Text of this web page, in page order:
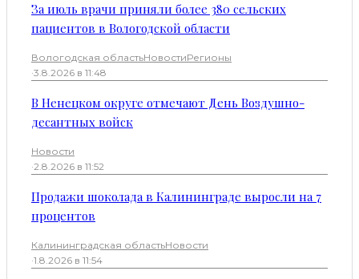
За июль врачи приняли более 380 сельских
пациентов в Вологодской области
Вологодская областьНовостиРегионы
·3.8.2026 в 11:48
В Ненецком округе отмечают День Воздушно-
десантных войск
Новости
·2.8.2026 в 11:52
Продажи шоколада в Калининграде выросли на 7
процентов
Калининградская областьНовости
·1.8.2026 в 11:54